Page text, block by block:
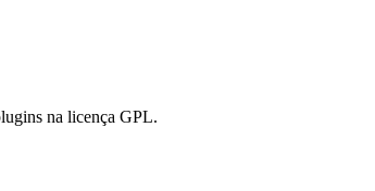
na licença GPL.